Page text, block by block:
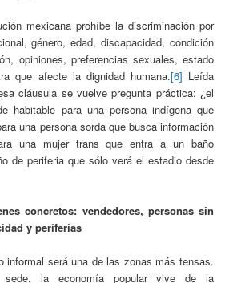
mexicana prohíbe la discriminación por
género, edad, discapacidad, condición
opiniones, preferencias sexuales, estado
que afecte la dignidad humana.[6] Leída
cláusula se vuelve pregunta práctica: ¿el
habitable para una persona indígena que
una persona sorda que busca información
una mujer trans que entra a un baño
de periferia que sólo verá el estadio desde
concretos: vendedores, personas sin
y periferias
informal será una de las zonas más tensas.
sede, la economía popular vive de la